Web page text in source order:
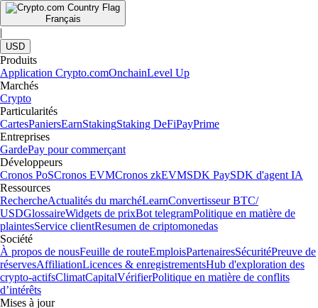
Français
|
USD
Produits
Application Crypto.comOnchainLevel Up
Marchés
Crypto
Particularités
CartesPaniersEarnStakingStaking DeFiPayPrime
Entreprises
GardePay pour commerçant
Développeurs
Cronos PoSCronos EVMCronos zkEVMSDK PaySDK d'agent IA
Ressources
RechercheActualités du marchéLearnConvertisseur BTC/
USDGlossaireWidgets de prixBot telegramPolitique en matière de
plaintesService clientResumen de criptomonedas
Société
À propos de nousFeuille de routeEmploisPartenairesSécuritéPreuve de
réservesAffiliationLicences & enregistrementsHub d'exploration des
crypto-actifsClimatCapitalVérifierPolitique en matière de conflits
d’intérêts
Mises à jour